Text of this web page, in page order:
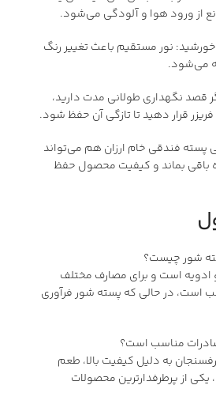
از ورود هوا و آلودگی می‌شود.
نور مستقیم باعث تغییر رنگ
می‌شود.
قصد نگهداری طولانی مدت دارید،
فریزر قرار دهید تا تازگی آن حفظ شود.
پسته فندقی خام ارزان هم می‌تواند
باقی بماند و کیفیت محصول حفظ
شور چیست؟
است و برای مصارف مختلف
است، در حالی که پسته شور فرآوری
مناسب است؟
به دلیل کیفیت بالا، طعم
از پرطرفدارترین محصولات